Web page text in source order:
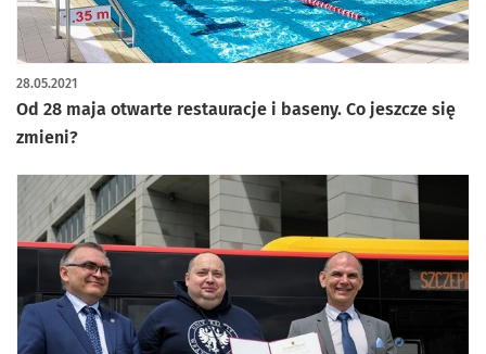
Od 28 maja otwarte restauracje i baseny. Co jeszcze się
zmieni?
28.05.2021